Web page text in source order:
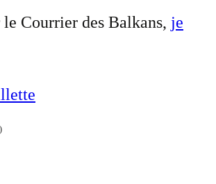
Courrier des Balkans, je
)